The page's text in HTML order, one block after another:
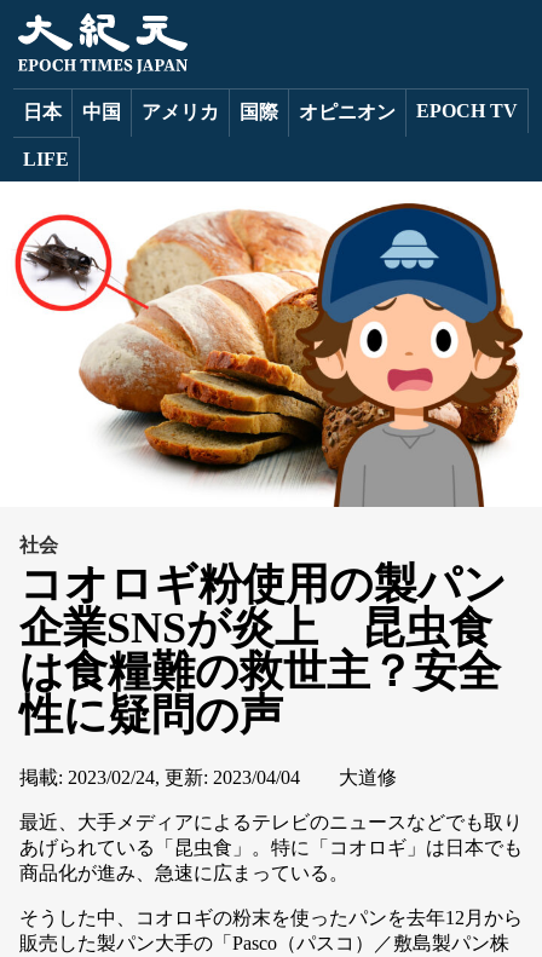
日本 中国 アメリカ 国際 オピニオン EPOCH TV
LIFE
社会
コオロギ粉使用の製パン
企業SNSが炎上 昆虫食
は食糧難の救世主？安全
性に疑問の声
掲載: 2023/02/24, 更新: 2023/04/04 大道修
最近、大手メディアによるテレビのニュースなどでも取り
あげられている「昆虫食」。特に「コオロギ」は日本でも
商品化が進み、急速に広まっている。
そうした中、コオロギの粉末を使ったパンを去年12月から
販売した製パン大手の「Pasco（パスコ）／敷島製パン株